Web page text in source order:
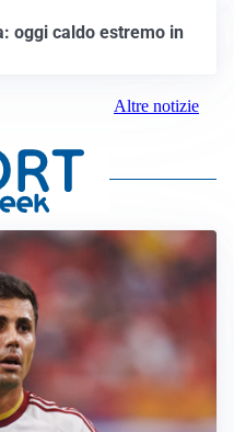
oggi caldo estremo in
Altre notizie